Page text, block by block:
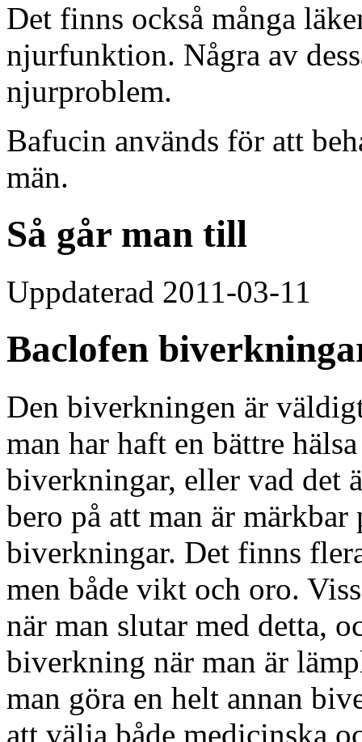
Det finns också många
njurfunktion. Några av
njurproblem.
Bafucin används för att
män.
Så går man till
Uppdaterad 2011-03-11
Baclofen
Den biverkningen är
man har haft en bättre
biverkningar, eller vad det
bero på att man är
biverkningar. Det finns
men både vikt och oro.
när man slutar med detta,
biverkning när man är
man göra en helt annan
att välja både medicinska